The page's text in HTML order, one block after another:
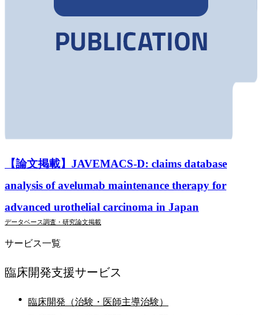
【論文掲載】JAVEMACS-D: claims database
analysis of avelumab maintenance therapy for
advanced urothelial carcinoma in Japan
データベース調査・研究論文掲載
サービス一覧
臨床開発支援サービス
臨床開発（治験・医師主導治験）